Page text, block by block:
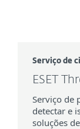
Serviço de
ESET
Serviço de
detectar e
soluções